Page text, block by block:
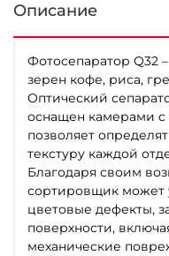
Описание
Фотосепаратор Q32
зерен кофе, риса,
Оптический
оснащен камерами
позволяет
текстуру каждой
Благодаря своим
сортировщик может
цветовые дефекты,
поверхности,
механические